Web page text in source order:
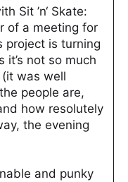
Sit ’n‘ Skate:
of a meeting for
project is turning
it’s not so much
was well
people are,
how resolutely
the evening
and punky